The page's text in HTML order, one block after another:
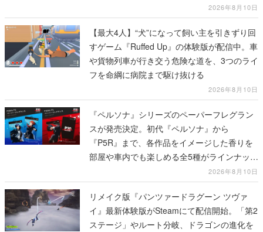
「ドルピックタウン」など計14曲が配信
2026年8月10日
【最大4人】“犬”になって飼い主を引きずり回
すゲーム『Ruffed Up』の体験版が配信中。車
や貨物列車が行き交う危険な道を、3つのライ
フを命綱に病院まで駆け抜ける
2026年8月10日
『ペルソナ』シリーズのペーパーフレグラン
スが発売決定。初代『ペルソナ』から
『P5R』まで、各作品をイメージした香りを
部屋や車内でも楽しめる全5種がラインナッ
プ、予約受付は8月17日12時より開始2026年8月10日
リメイク版『パンツァードラグーン ツヴァ
イ』最新体験版がSteamにて配信開始。「第2
ステージ」やルート分岐、ドラゴンの進化を